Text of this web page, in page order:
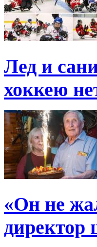
Лед и
хоккею
«Он не
директор